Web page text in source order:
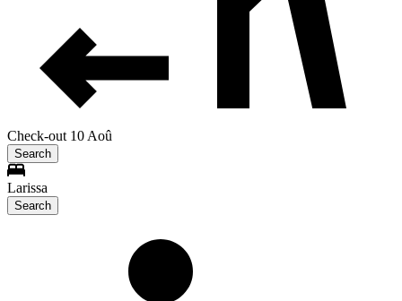
Check-out 10 Aoû
Search
Larissa
Search